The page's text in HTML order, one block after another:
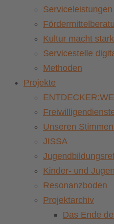
Serviceleistungen
Kultur macht stark
Servicestelle
Methoden
Projekte
Unseren
JISSA
Kinder- und
Resonanzboden
Projektarchiv
Das Ende